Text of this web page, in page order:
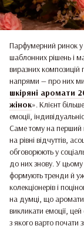
Парфумерний ринок у
шаблонних рішень і
виразних композицій
напрями — про них ми
шкіряні аромати
жінок». Клієнт
емоції,
Саме тому на перший
на рівні відчуттів,
обговорюють у
до них знову. У цьому
формують тренди й
колекціонерів і
на думці, що аромати
викликати емоції,
з якого варто почати